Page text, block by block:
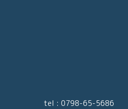
tel : 0798-65-5686